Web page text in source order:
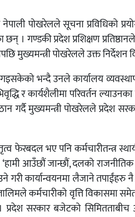
पोखरेलले सूचना प्रविधिको
छन् । गण्डकी प्रदेश प्रशिक्षण
मुख्यमन्त्री पोखरेलले उक्त निर्देशन
भन्दै उनले कार्यालय
र कार्यशैलीमा परिवर्तन
मुख्यमन्त्री पोखरेलले प्रदेश
फेरबदल भए पनि कर्मचारीतन्त्र
आउँछौं जान्छौं, दलको
गरी कार्यान्वयनमा लैजाने तपाईंहरु
कर्मचारीको वृत्ति विकासमा
सरकार बजेटको सिमितताबीच